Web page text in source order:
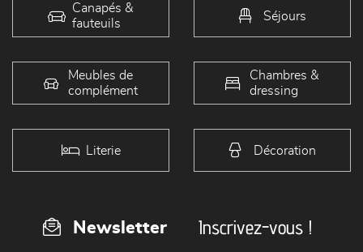
Canapés &
fauteuils
Séjours
Meubles de
complément
Chambres &
dressing
Literie Décoration
Newsletter Inscrivez-vous !